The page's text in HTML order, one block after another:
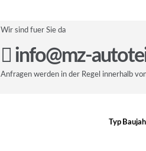
Wir sind fuer Sie da
info@mz-
Anfragen werden in der Regel innerhalb
Typ